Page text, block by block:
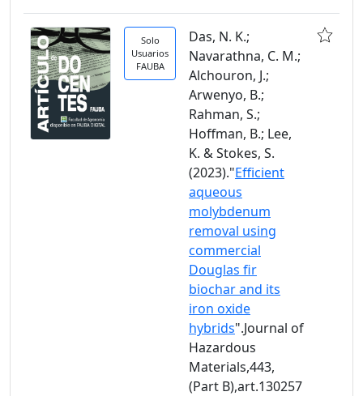
Solo
Usuarios
FAUBA
Das, N. K.;
Navarathna, C. M.;
Alchouron, J.;
Arwenyo, B.;
Rahman, S.;
Hoffman, B.; Lee,
K. & Stokes, S.
(2023)."Efficient
aqueous
molybdenum
removal using
commercial
Douglas fir
biochar and its
iron oxide
hybrids".Journal of
Hazardous
Materials,443,
(Part B),art.130257